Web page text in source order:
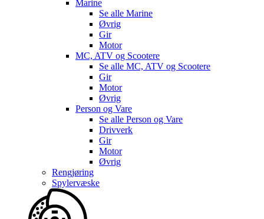
Marine
Se alle Marine
Øvrig
Gir
Motor
MC, ATV og Scootere
Se alle MC, ATV og Scootere
Gir
Motor
Øvrig
Person og Vare
Se alle Person og Vare
Drivverk
Gir
Motor
Øvrig
Rengjøring
Spylervæske